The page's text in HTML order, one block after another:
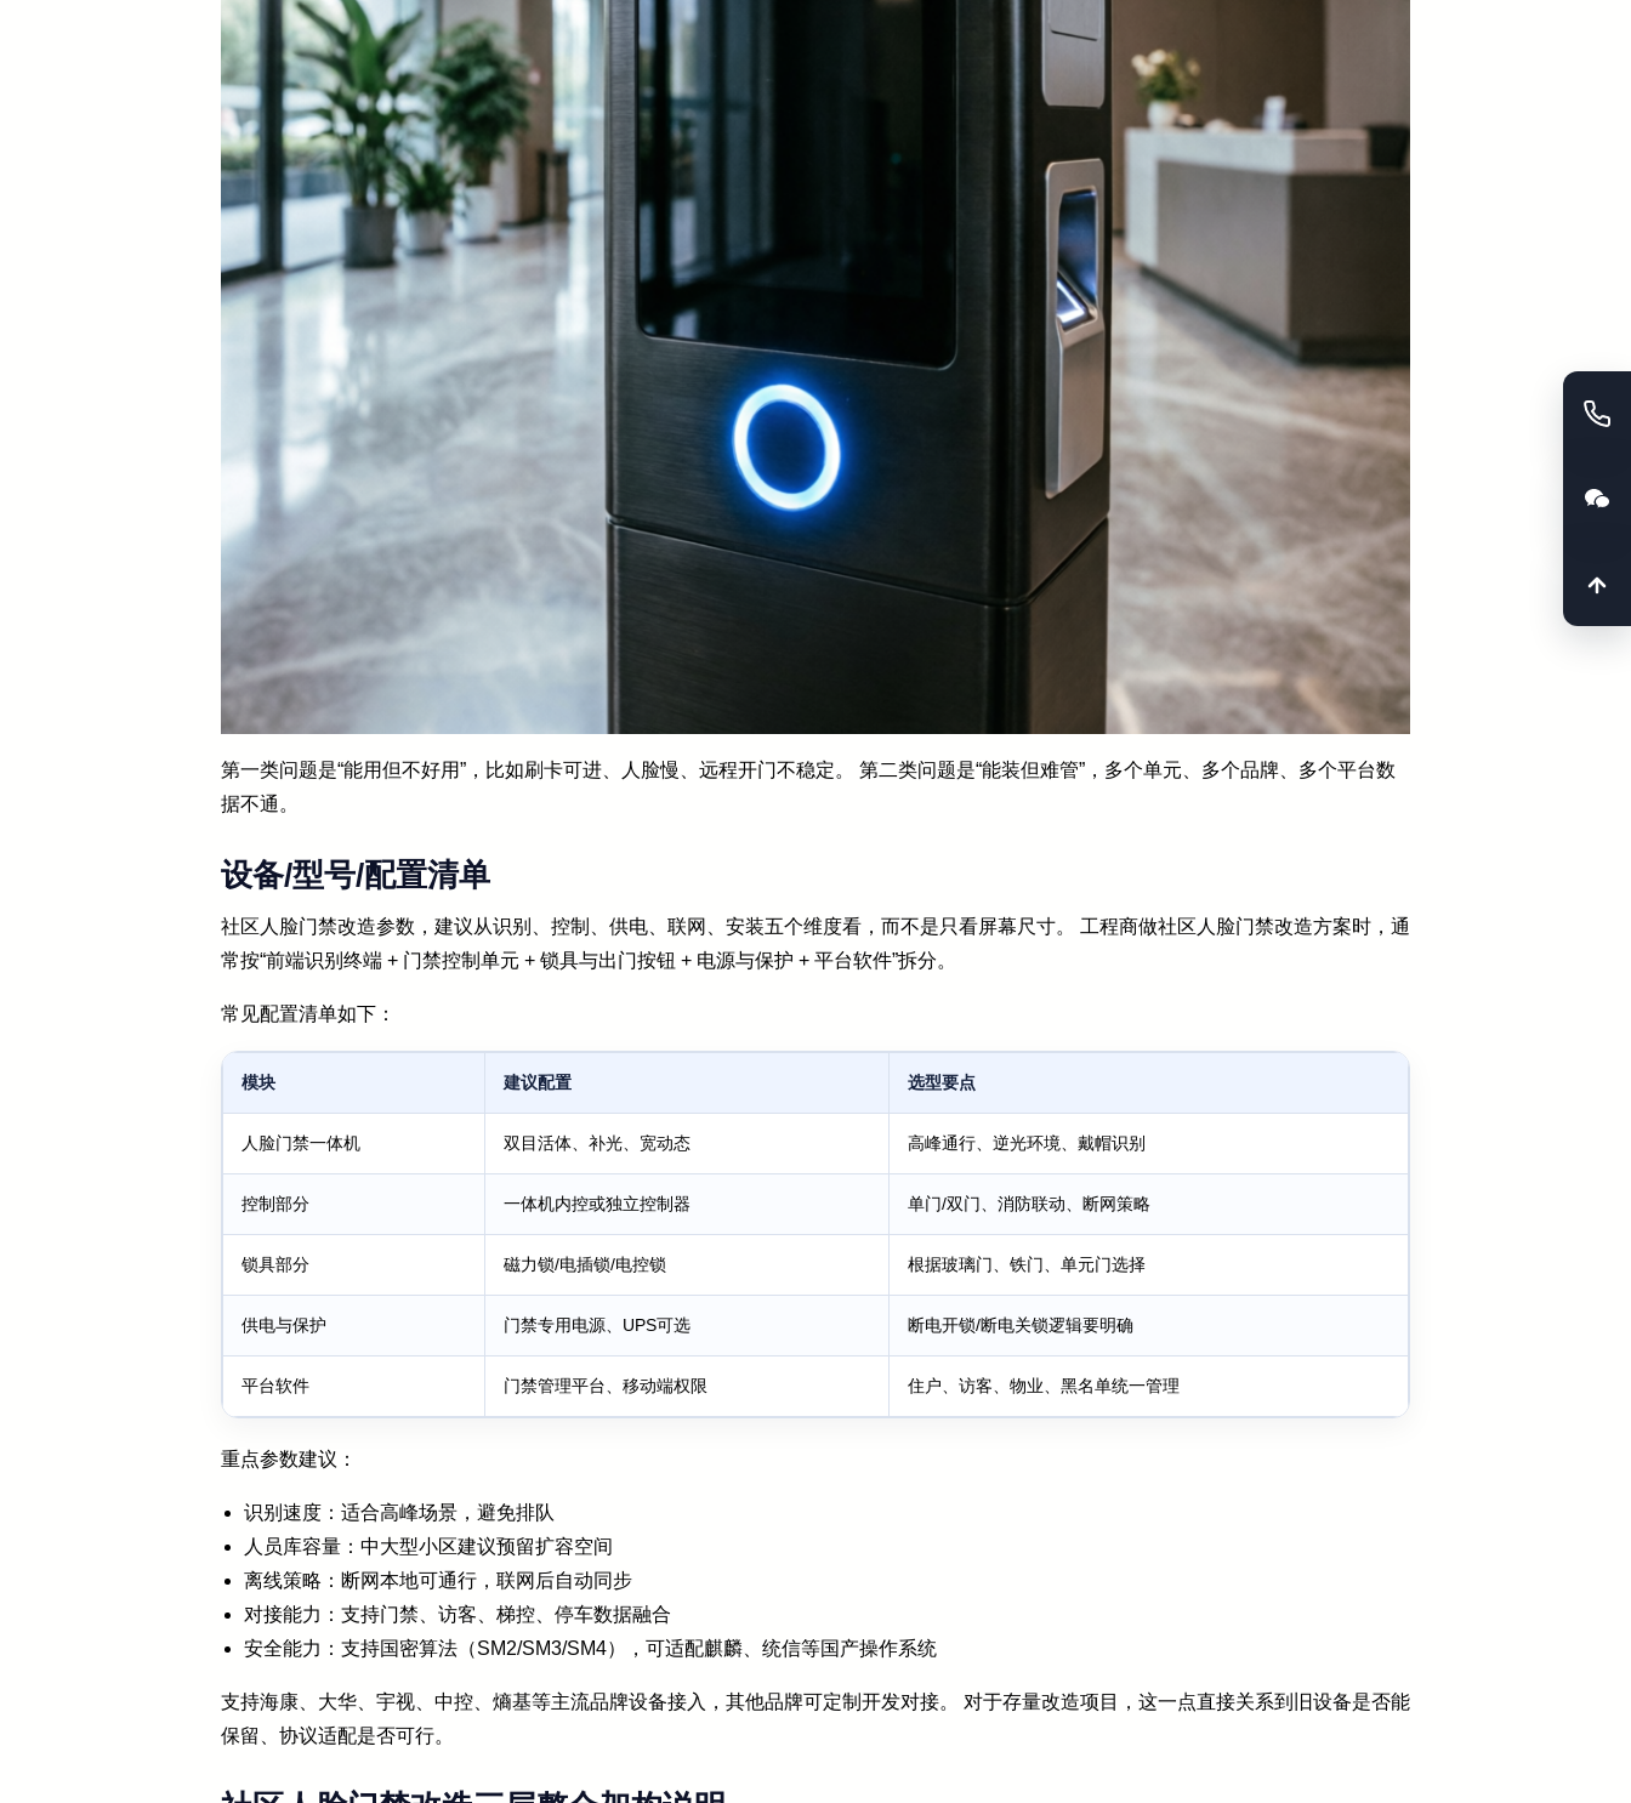
第一类问题是“能用但不好用”，比如刷卡可进、人脸慢、远程开门不稳定。 第二类问题是“能装但难管”，多个单元、多个品牌、多个平台数
据不通。
设备/型号/配置清单
社区人脸门禁改造参数，建议从识别、控制、供电、联网、安装五个维度看，而不是只看屏幕尺寸。 工程商做社区人脸门禁改造方案时，通
常按“前端识别终端 + 门禁控制单元 + 锁具与出门按钮 + 电源与保护 + 平台软件”拆分。
常见配置清单如下：
模块 建议配置 选型要点
人脸门禁一体机 双目活体、补光、宽动态 高峰通行、逆光环境、戴帽识别
控制部分 一体机内控或独立控制器 单门/双门、消防联动、断网策略
锁具部分 磁力锁/电插锁/电控锁 根据玻璃门、铁门、单元门选择
供电与保护 门禁专用电源、UPS可选 断电开锁/断电关锁逻辑要明确
平台软件 门禁管理平台、移动端权限 住户、访客、物业、黑名单统一管理
重点参数建议：
识别速度：适合高峰场景，避免排队
人员库容量：中大型小区建议预留扩容空间
离线策略：断网本地可通行，联网后自动同步
对接能力：支持门禁、访客、梯控、停车数据融合
安全能力：支持国密算法（SM2/SM3/SM4），可适配麒麟、统信等国产操作系统
支持海康、大华、宇视、中控、熵基等主流品牌设备接入，其他品牌可定制开发对接。 对于存量改造项目，这一点直接关系到旧设备是否能
保留、协议适配是否可行。